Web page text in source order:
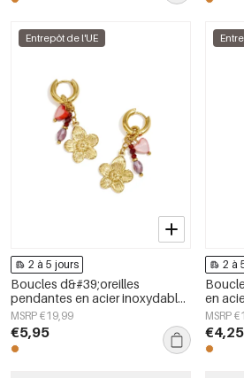
Entrepôt de l'UE
2 à 5 jours
Boucles d&#39;oreilles
pendantes en acier inoxydable,
motif floral, collection Daily
Simple, bijoux pour femmes
MSRP €19,99
€5,95
2 à
en
Daily
femmes
MSRP
€4,25